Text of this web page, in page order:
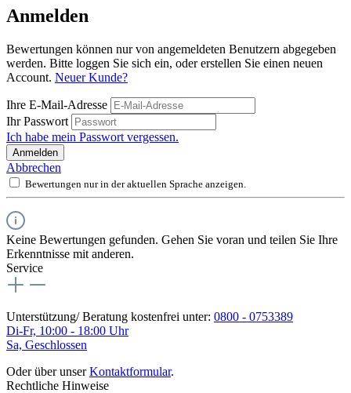
Anmelden
Bewertungen können nur von angemeldeten Benutzern abgegeben
werden. Bitte loggen Sie sich ein, oder erstellen Sie einen neuen
Account. Neuer Kunde?
Ihre E-Mail-Adresse
Ihr Passwort
Ich habe mein Passwort vergessen.
Anmelden
Abbrechen
Bewertungen nur in der aktuellen Sprache anzeigen.
Keine Bewertungen gefunden. Gehen Sie voran und teilen Sie Ihre
Erkenntnisse mit anderen.
Service
Unterstützung/ Beratung kostenfrei unter: 0800 - 0753389
Di-Fr, 10:00 - 18:00 Uhr
Sa, Geschlossen
Oder über unserKontaktformular.
Rechtliche Hinweise